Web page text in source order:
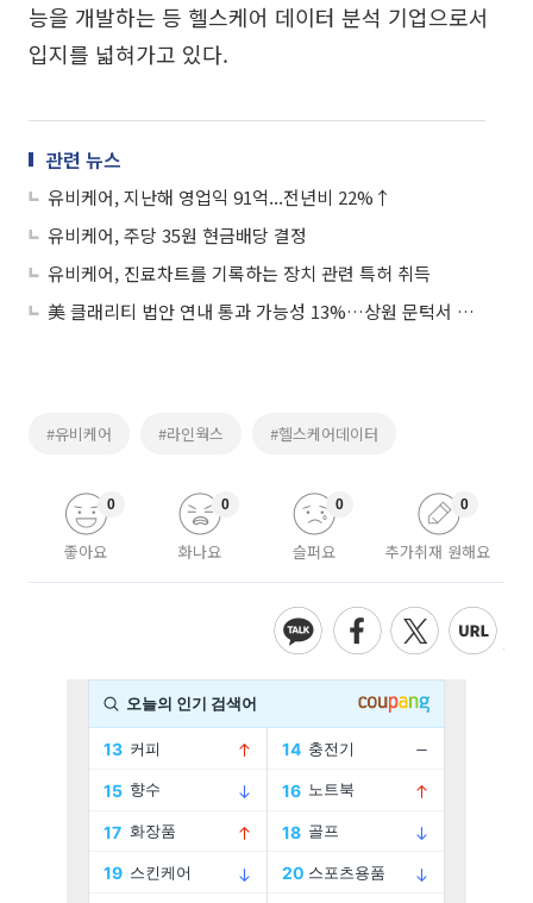
능을 개발하는 등 헬스케어 데이터 분석 기업으로서
입지를 넓혀가고 있다.
관련 뉴스
유비케어, 지난해 영업익 91억...전년비 22%↑
유비케어, 주당 35원 현금배당 결정
유비케어, 진료차트를 기록하는 장치 관련 특허 취득
美 클래리티 법안 연내 통과 가능성 13%…상원 문턱서 제동
#유비케어 #라인웍스 #헬스케어데이터
좋아요
0
화나요
0
슬퍼요
0
추가취재 원해요
0